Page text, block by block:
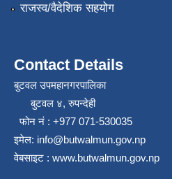
राजस्व/वैदेशिक सहयोग
Contact Details
बुटवल उपमहानगरपालिका
बुटवल ४, रुपन्देही
फोन नं : +977 071-530035
इमेल: info@butwalmun.gov.np
वेबसाइट : www.butwalmun.gov.np